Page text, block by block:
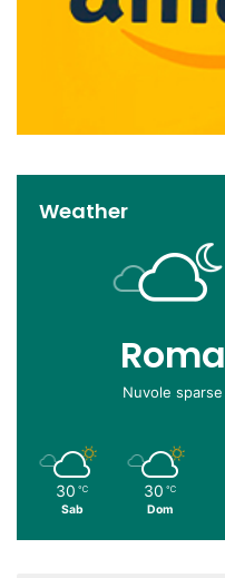
Weather
Roma
Nuvole sparse
30 ℃
Sab
30 ℃
Dom